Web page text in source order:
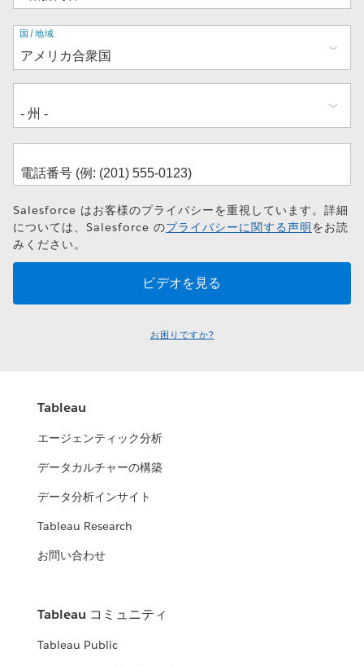
住
所
国/地域
Salesforce はお客様のプライバシーを重視しています。詳細
については、Salesforce のプライバシーに関する声明をお読
みください。
お困りですか?
Tableau
エージェンティック分析
データカルチャーの構築
データ分析インサイト
Tableau Research
お問い合わせ
Tableau コミュニティ
Tableau Public